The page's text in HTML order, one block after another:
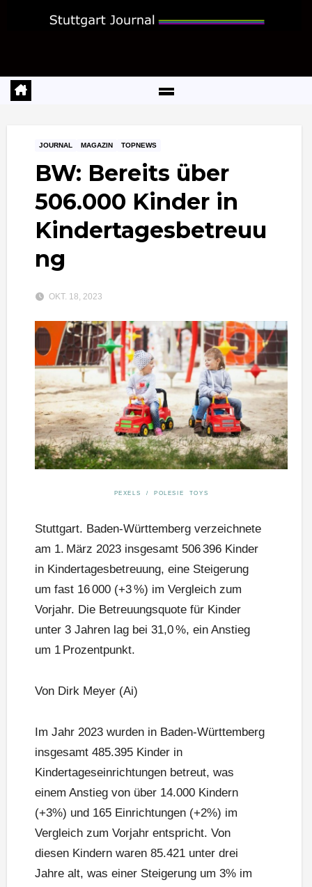
JOURNAL MAGAZIN TOPNEWS
BW: Bereits über
506.000 Kinder in
Kindertagesbetreuu
ng
OKT. 18, 2023
PEXELS / POLESIE TOYS
Stuttgart. Baden-Württemberg verzeichnete
am 1. März 2023 insgesamt 506 396 Kinder
in Kindertagesbetreuung, eine Steigerung
um fast 16 000 (+3 %) im Vergleich zum
Vorjahr. Die Betreuungsquote für Kinder
unter 3 Jahren lag bei 31,0 %, ein Anstieg
um 1 Prozentpunkt.
Von Dirk Meyer (Ai)
Im Jahr 2023 wurden in Baden-Württemberg
insgesamt 485.395 Kinder in
Kindertageseinrichtungen betreut, was
einem Anstieg von über 14.000 Kindern
(+3%) und 165 Einrichtungen (+2%) im
Vergleich zum Vorjahr entspricht. Von
diesen Kindern waren 85.421 unter drei
Jahre alt, was einer Steigerung um 3% im